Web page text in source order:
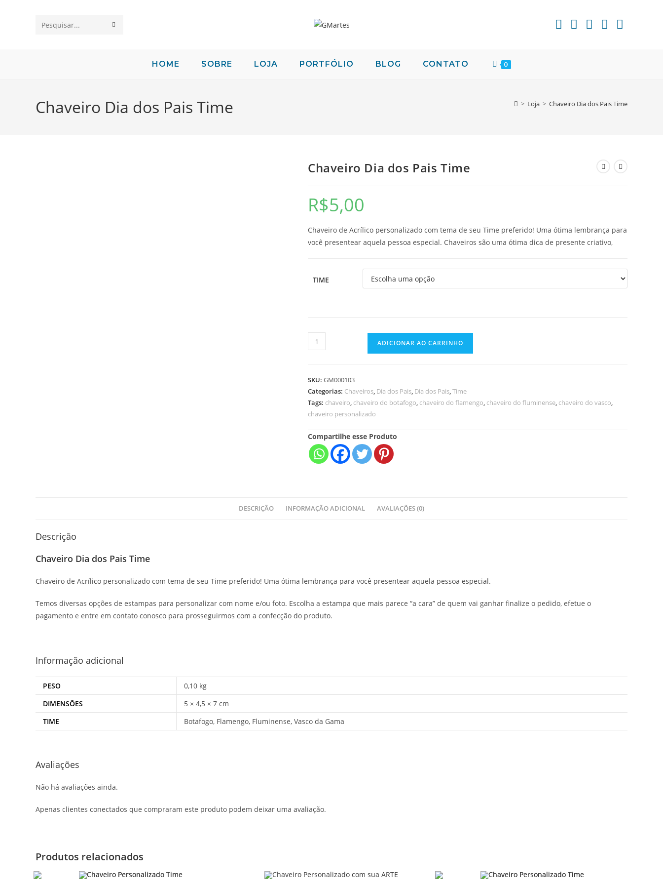
Pesquisar
HOME SOBRE LOJA PORTFÓLIO BLOG CONTATO 0
Chaveiro Dia dos Pais Time > Loja > Chaveiro Dia dos Pais Time
Chaveiro Dia dos Pais Time
R$5,00
Chaveiro de Acrílico personalizado com tema de seu Time preferido! Uma ótima lembrança para
você presentear aquela pessoa especial. Chaveiros são uma ótima dica de presente criativo,
TIME
ADICIONAR AO CARRINHO
SKU: GM000103
Categorias: Chaveiros, Dia dos Pais, Dia dos Pais,Time
Tags: chaveiro, chaveiro do botafogo, chaveiro do flamengo, chaveiro do fluminense, chaveiro do vasco,
chaveiro personalizado
Compartilhe esse Produto
DESCRIÇÃO INFORMAÇÃO ADICIONAL AVALIAÇÕES (0)
Descrição
Chaveiro Dia dos Pais Time
Chaveiro de Acrílico personalizado com tema de seu Time preferido! Uma ótima lembrança para você presentear aquela pessoa especial.
Temos diversas opções de estampas para personalizar com nome e/ou foto. Escolha a estampa que mais parece “a cara” de quem vai ganhar finalize o pedido, efetue o
pagamento e entre em contato conosco para prosseguirmos com a confecção do produto.
Informação adicional
PESO
0,10 kg
DIMENSÕES
5 × 4,5 × 7 cm
TIME
Botafogo, Flamengo, Fluminense, Vasco da Gama
Avaliações
Não há avaliações ainda.
Apenas clientes conectados que compraram este produto podem deixar uma avaliação.
Produtos relacionados